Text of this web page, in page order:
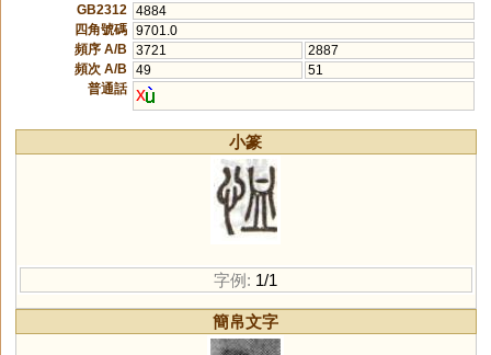
GB2312
4884
四角號碼 9701.0
頻序 A/B
3721
2887
頻次 A/B
49
51
普通話 x
小篆
字例: 1/1
簡帛文字